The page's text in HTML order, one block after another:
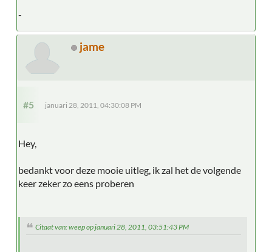
-
jame
#5 januari 28, 2011, 04:30:08 PM
Hey,
bedankt voor deze mooie uitleg, ik zal het de volgende
keer zeker zo eens proberen
Citaat van: weep op januari 28, 2011, 03:51:43 PM